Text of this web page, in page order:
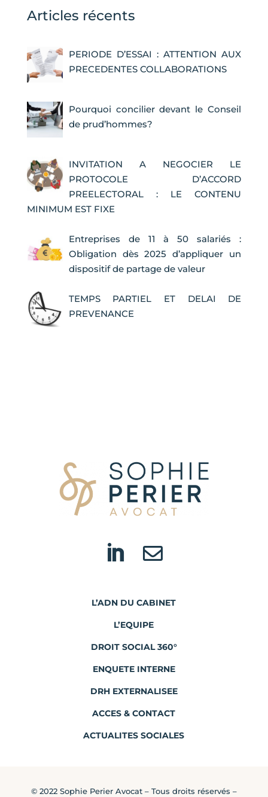
Articles récents
PERIODE D’ESSAI : ATTENTION AUX
PRECEDENTES COLLABORATIONS
Pourquoi concilier devant le Conseil
de prud’hommes?
INVITATION A NEGOCIER LE
PROTOCOLE D’ACCORD
PREELECTORAL : LE CONTENU
MINIMUM EST FIXE
Entreprises de 11 à 50 salariés :
Obligation dès 2025 d’appliquer un
dispositif de partage de valeur
TEMPS PARTIEL ET DELAI DE
PREVENANCE
 
L’ADN DU CABINET
L’EQUIPE
DROIT SOCIAL 360°
ENQUETE INTERNE
DRH EXTERNALISEE
ACCES & CONTACT
ACTUALITES SOCIALES
© 2022 Sophie Perier Avocat – Tous droits réservés –